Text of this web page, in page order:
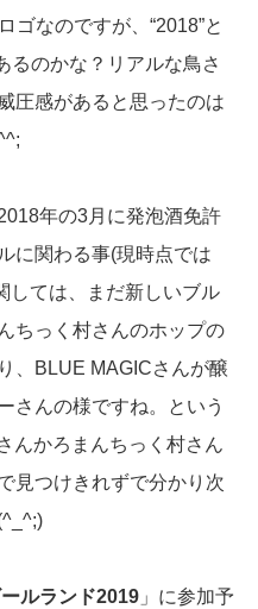
ゴなのですが、“2018”と
るのかな？リアルな鳥さ
圧感があると思ったのは
年の3月に発泡酒免許
に関わる事(現時点では
しては、まだ新しいブル
ちっく村さんのホップの
、BLUE MAGICさんが醸
さんの様ですね。という
んかろまんちっく村さん
見つけきれずで分かり次
ルランド2019 」に参加予